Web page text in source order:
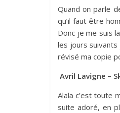
Quand on parle
qu’il faut être
Donc je me suis
les jours suivants
révisé ma copie
Avril Lavigne –
Alala c’est toute
suite adoré, en